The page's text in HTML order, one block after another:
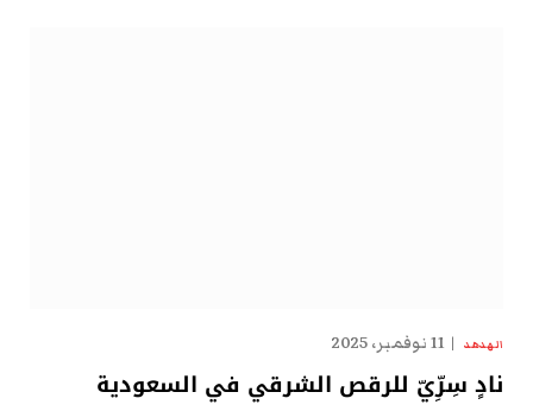
الهدهد 11 نوفمبر، 2025
نادٍ سِرِّيّ للرقص الشرقي في السعودية